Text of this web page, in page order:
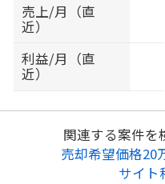
売上/月（直
近）
利益/月（直
近）
関連する案件を
売却希望価格20
サイト